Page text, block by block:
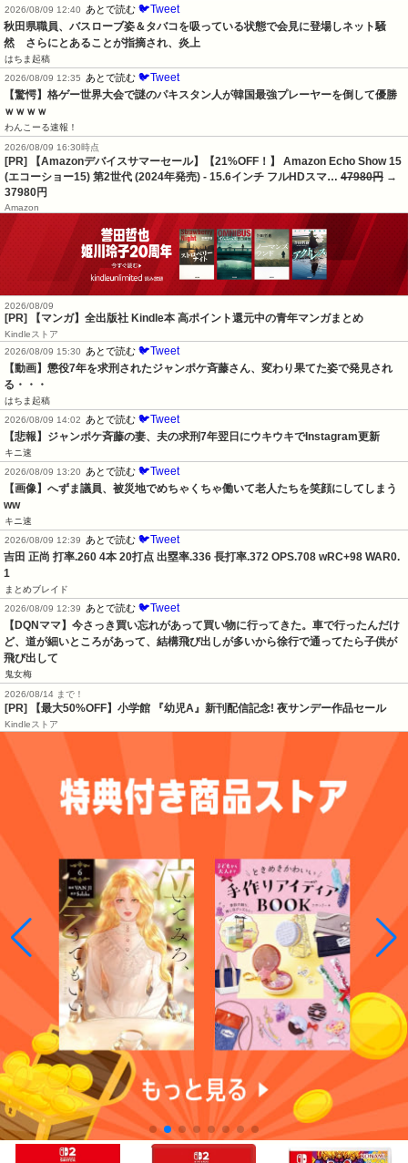
2026/08/09 12:40
あとで読む 🐦Tweet
秋田県職員、バスローブ姿＆タバコを吸っている状態で会見に登場しネット騒
然　さらにとあることが指摘され、炎上
はちま起稿
2026/08/09 12:35
あとで読む 🐦Tweet
【驚愕】格ゲー世界大会で謎のパキスタン人が韓国最強プレーヤーを倒して優勝
ｗｗｗｗ
わんこーる速報！
2026/08/09 16:30時点
[PR] 【Amazonデバイスサマーセール】【21%OFF！】 Amazon Echo Show 15
(エコーショー15) 第2世代 (2024年発売) - 15.6インチ フルHDスマ… 47980円 →
37980円
Amazon
2026/08/09
[PR] 【マンガ】全出版社 Kindle本 高ポイント還元中の青年マンガまとめ
Kindleストア
2026/08/09 15:30
あとで読む 🐦Tweet
【動画】懲役7年を求刑されたジャンポケ斉藤さん、変わり果てた姿で発見され
る・・・
はちま起稿
2026/08/09 14:02
あとで読む 🐦Tweet
【悲報】ジャンポケ斉藤の妻、夫の求刑7年翌日にウキウキでInstagram更新
キニ速
2026/08/09 13:20
あとで読む 🐦Tweet
【画像】へずま議員、被災地でめちゃくちゃ働いて老人たちを笑顔にしてしまう
ww
キニ速
2026/08/09 12:39
あとで読む 🐦Tweet
吉田 正尚 打率.260 4本 20打点 出塁率.336 長打率.372 OPS.708 wRC+98 WAR0.
1
まとめブレイド
2026/08/09 12:39
あとで読む 🐦Tweet
【DQNママ】今さっき買い忘れがあって買い物に行ってきた。車で行ったんだけ
ど、道が細いところがあって、結構飛び出しが多いから徐行で通ってたら子供が
飛び出して
鬼女梅
2026/08/14 まで！
[PR] 【最大50%OFF】小学館 『幼児A』新刊配信記念! 夜サンデー作品セール
Kindleストア